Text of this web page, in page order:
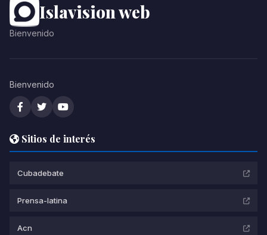
Islavision web
Bienvenido
Bienvenido
Sitios de interés
Cubadebate
Prensa-latina
Acn